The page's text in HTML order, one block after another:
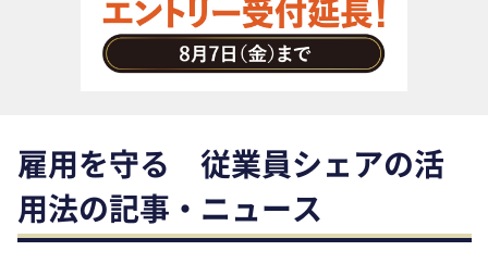
雇用を守る 従業員シェアの活
用法の記事・ニュース